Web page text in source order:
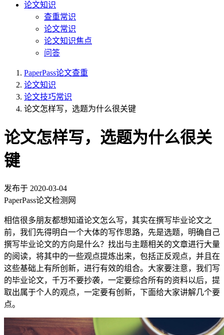
论文知识
查重常识
论文常识
论文知识焦点
问答
PaperPass论文查重
论文知识
论文技巧常识
论文怎样写，选题为什么很关键
论文怎样写，选题为什么很关
键
发布于 2020-03-04
PaperPass论文检测网
相信很多朋友都想知道论文怎么写，其实在撰写毕业论文之
前，我们先得明白一个大体的写作思路，先是选题，明确自己
撰写毕业论文的方向是什么？找出与主题相关的文章进行大量
的阅读，将其中的一些观点提炼出来，包括正反观点，并且在
这些基础上有所创新，进行有效的组合。大家要注意，我们写
的毕业论文，千万不要抄袭，一定要综合所有的资料以后，提
取出属于个人的观点，一定要有创新，下面给大家讲解几个要
点。